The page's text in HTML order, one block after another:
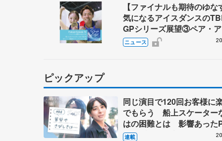
【ファイナルも期待のゆ
気になるアイスダンスの
GPシリーズ展望③ペア・
ダンス編】 ポッドキャス
を配信
ニュース
ピックアップ
同じ演目で120回お客様に
でもらう 船上スケーター
はの困難とは 影響あった
キャプテン松永さんの存在
連載